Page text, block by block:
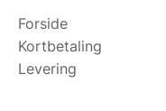
Forside
Kortbetaling
Levering